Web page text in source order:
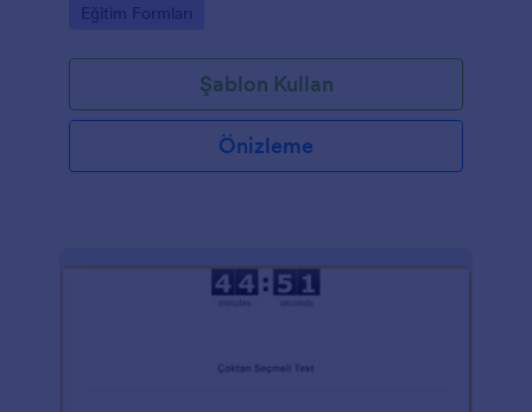
Go to Category:
Eğitim Formları
Şablon Kullan
Önizleme